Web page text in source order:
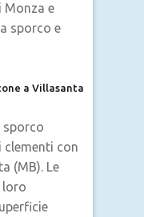
Monza e
sporco e
a Villasanta
sporco
con
(MB). Le
loro